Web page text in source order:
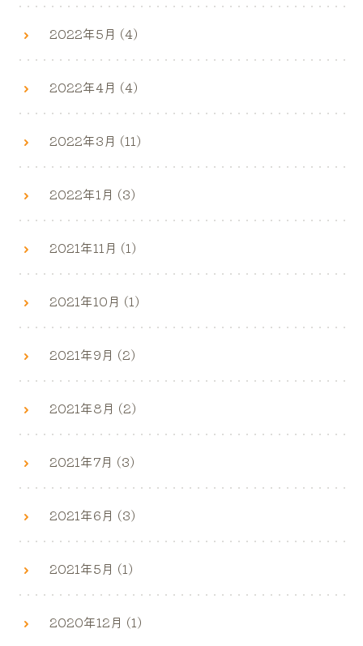
2022年5月 (4)
2022年4月 (4)
2022年3月 (11)
2022年1月 (3)
2021年11月 (1)
2021年10月 (1)
2021年9月 (2)
2021年8月 (2)
2021年7月 (3)
2021年6月 (3)
2021年5月 (1)
2020年12月 (1)